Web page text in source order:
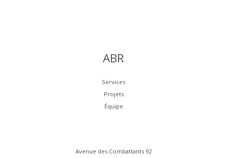
ABR
Services
Projets
Équipe
Avenue des Combattants 92